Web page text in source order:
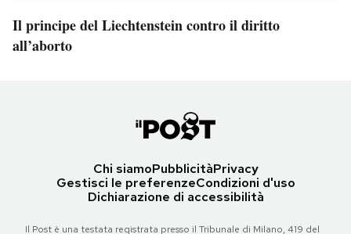
Il principe del Liechtenstein contro il diritto
all’aborto
Chi siamoPubblicitàPrivacy
Gestisci le preferenzeCondizioni d'uso
Dichiarazione di accessibilità
Il Post è una testata registrata presso il Tribunale di Milano, 419 del